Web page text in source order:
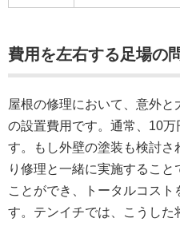
費用を左右する足場の
屋根の修理において、意外
の設置費用です。通常、10
す。もし外壁の塗装も検討
り修理と一緒に実施するこ
ことができ、トータルコスト
す。テンイチでは、こうし